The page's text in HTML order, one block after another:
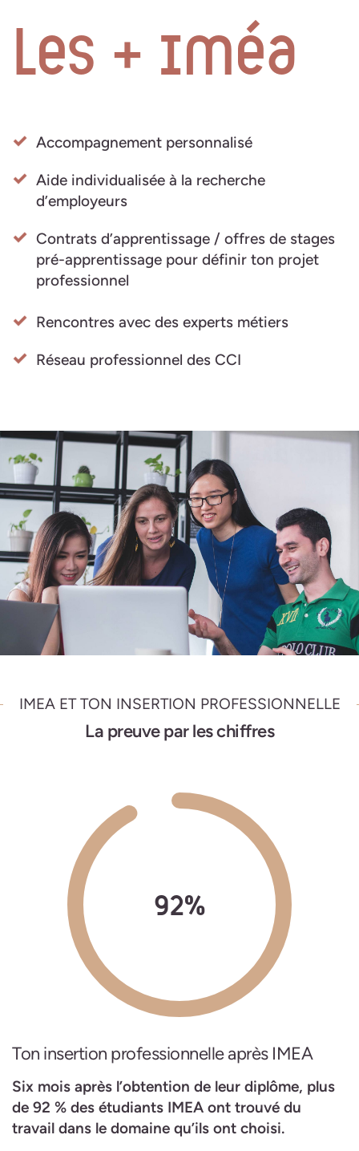
Les + iméa
Accompagnement personnalisé
Aide individualisée à la recherche
d’employeurs
Contrats d’apprentissage / offres de stages
pré-apprentissage pour définir ton projet
professionnel
Rencontres avec des experts métiers
Réseau professionnel des CCI
IMEA ET TON INSERTION PROFESSIONNELLE
La preuve par les chiffres
92%
Ton insertion professionnelle après IMEA
Six mois après l’obtention de leur diplôme, plus
de 92 % des étudiants IMEA ont trouvé du
travail dans le domaine qu’ils ont choisi.